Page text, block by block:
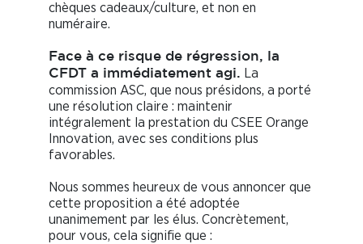
chèques cadeaux/culture, et non en
numéraire.
Face à ce risque de régression, la
CFDT a immédiatement agi. La
commission ASC, que nous présidons, a porté
une résolution claire : maintenir
intégralement la prestation du CSEE Orange
Innovation, avec ses conditions plus
favorables.
Nous sommes heureux de vous annoncer que
cette proposition a été adoptée
unanimement par les élus. Concrètement,
pour vous, cela signifie que :